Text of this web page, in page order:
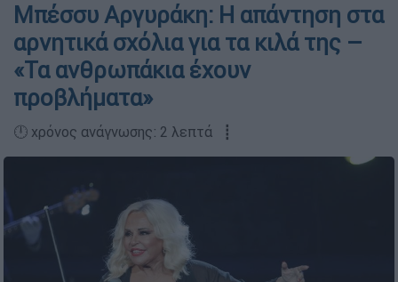
Μπέσσυ Αργυράκη: Η απάντηση στα
αρνητικά σχόλια για τα κιλά της –
«Τα ανθρωπάκια έχουν
προβλήματα»
🕛 χρόνος ανάγνωσης: 2 λεπτά ┋